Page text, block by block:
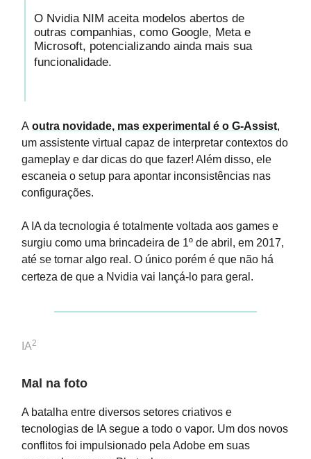
O Nvidia NIM aceita modelos abertos de
outras companhias, como Google, Meta e
Microsoft, potencializando ainda mais sua
funcionalidade.
A outra novidade, mas experimental é o G-Assist,
um assistente virtual capaz de interpretar contextos do
gameplay e dar dicas do que fazer! Além disso, ele
escaneia o setup para apontar inconsistências nas
configurações.
A IA da tecnologia é totalmente voltada aos games e
surgiu como uma brincadeira de 1º de abril, em 2017,
até se tornar algo real. O único porém é que não há
certeza de que a Nvidia vai lançá-lo para geral.
IA2
Mal na foto
A batalha entre diversos setores criativos e
tecnologias de IA segue a todo o vapor. Um dos novos
conflitos foi impulsionado pela Adobe em suas